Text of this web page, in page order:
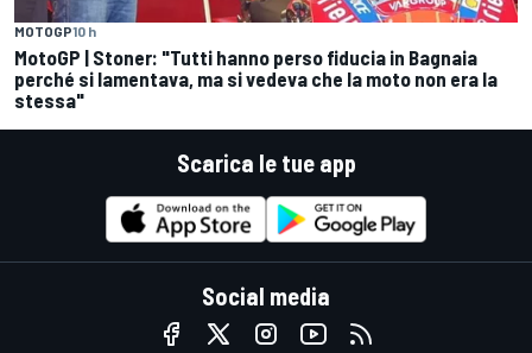
MOTOGP10 h
MotoGP | Stoner: "Tutti hanno perso fiducia in Bagnaia
perché si lamentava, ma si vedeva che la moto non era la
stessa"
Scarica le tue app
Social media